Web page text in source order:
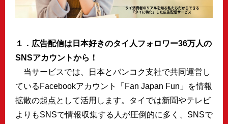
１．広告配信は日本好きのタイ人フォロワー36万人の
SNSアカウントから！
当サービスでは、日本とバンコク支社で共同運営し
ているFacebookアカウント「Fan Japan Fun」を情報
拡散の起点として活用します。タイでは新聞やテレビ
よりもSNSで情報収集する人が圧倒的に多く、SNSで